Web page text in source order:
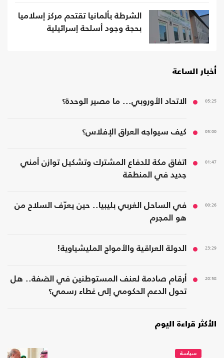
الشرطة بألمانيا تقتحم مركز إسلاميا
بحجة وجود أسلحة إسرائيلية
أخبار الساعة
05:25 الاتحاد الأوروبي... ما مصير الوحدة؟
05:00 كيف سيواجه العراق الإفلاس؟
01:47
اتفاق مكة للدفاع المشترك وتشكيل توازن أمني
جديد في المنطقة
00:26
في الساحل الغربي بليبيا.. حين يعرّف السلاح من
هو المجرم
23:29 الدولة العراقية والأمواج المليشياوية!
20:58
أرقام صادمة لعنف المستوطنين في الضفة.. هل
تحول الدعم الحكومي إلى غطاء رسمي؟
الأكثر قراءة اليوم
سياسة